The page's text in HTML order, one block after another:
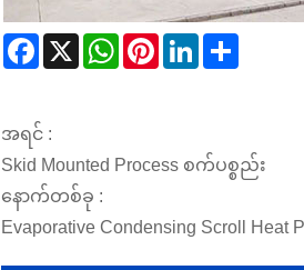
Facebook
X WhatsAppPinterestLinkedIn
အရင် :
Skid Mounted Process စက်ပစ္စည်း
နောက်တစ်ခု :
Evaporative Condensing Scroll Heat